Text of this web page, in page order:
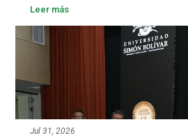
Leer más
Jul 31, 2026